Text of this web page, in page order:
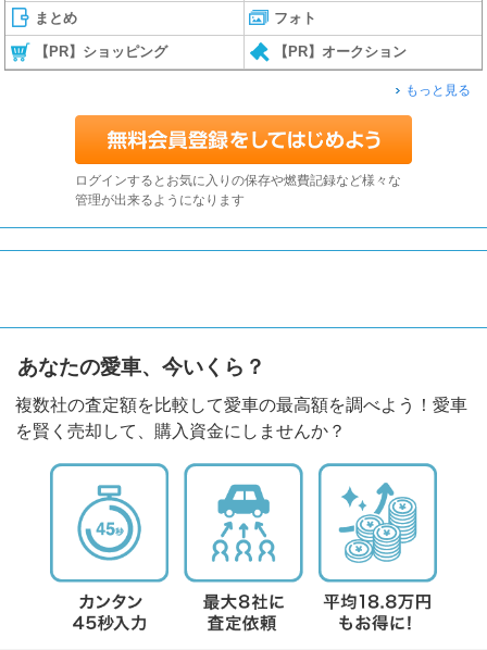
まとめ フォト
【PR】ショッピング 【PR】オークション
もっと見る
ログインするとお気に入りの保存や燃費記録など様々な
管理が出来るようになります
あなたの愛車、今いくら？
複数社の査定額を比較して愛車の最高額を調べよう！愛車
を賢く売却して、購入資金にしませんか？